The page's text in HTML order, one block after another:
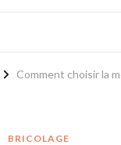
Comment choisir la
BRICOLAGE